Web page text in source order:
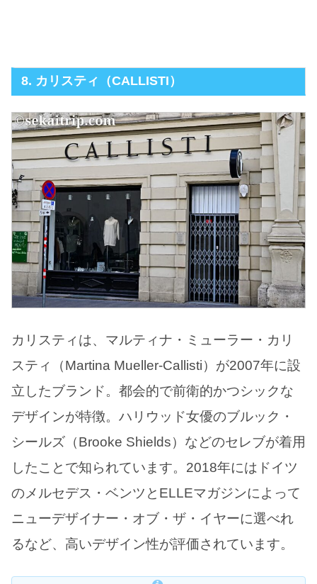
8. カリスティ（CALLISTI）
カリスティは、マルティナ・ミューラー・カリ
スティ（Martina Mueller-Callisti）が2007年に設
立したブランド。都会的で前衛的かつシックな
デザインが特徴。ハリウッド女優のブルック・
シールズ（Brooke Shields）などのセレブが着用
したことで知られています。2018年にはドイツ
のメルセデス・ベンツとELLEマガジンによって
ニューデザイナー・オブ・ザ・イヤーに選べれ
るなど、高いデザイン性が評価されています。